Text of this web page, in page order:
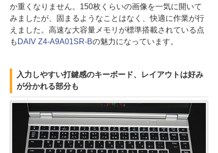
か重くなりません。150枚くらいの画像を一気に開いて
みましたが、固まるようなことはなく、快適に作業が行
えました。高速な大容量メモリが標準搭載されている点
も DAIV Z4-A9A01SR-Bの魅力になっています。
入力しやすい打鍵感のキーボード、レイアウトは好み
が分かれる部分も